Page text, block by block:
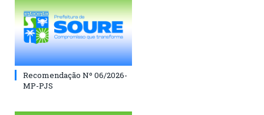
Recomendação Nº 06/2026-
MP-PJS